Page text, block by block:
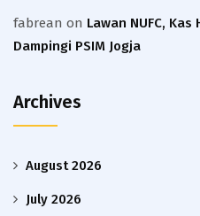
fabrean on Lawan NUFC,
Dampingi PSIM Jogja
Archives
August 2026
July 2026